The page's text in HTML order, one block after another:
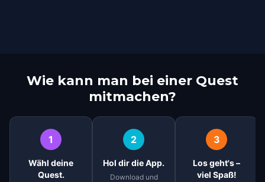
Wie kann man bei einer Quest
mitmachen?
1
Wähl deine
Quest.
2
Hol dir die App.
Download und
3
Los geht's –
viel Spaß!